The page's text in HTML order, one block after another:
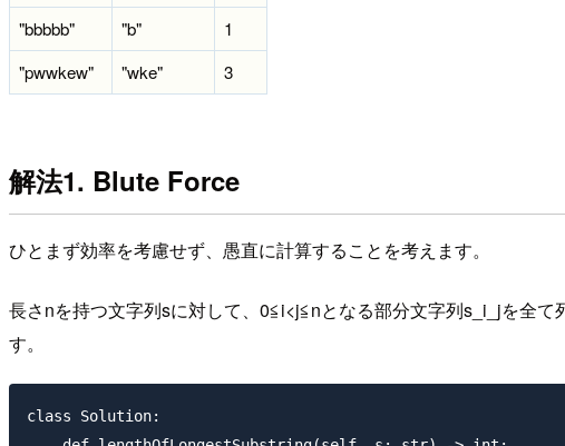
"bbbbb"
"b"
1
"pwwkew"
"wke" 3
解法1. Blute Force
ひとまず効率を考慮せず、愚直に計算することを考えます。
長さnを持つ文字列sに対して、0≦i<j≦nとなる部分文字列s_i_jを全
す。
class Solution: